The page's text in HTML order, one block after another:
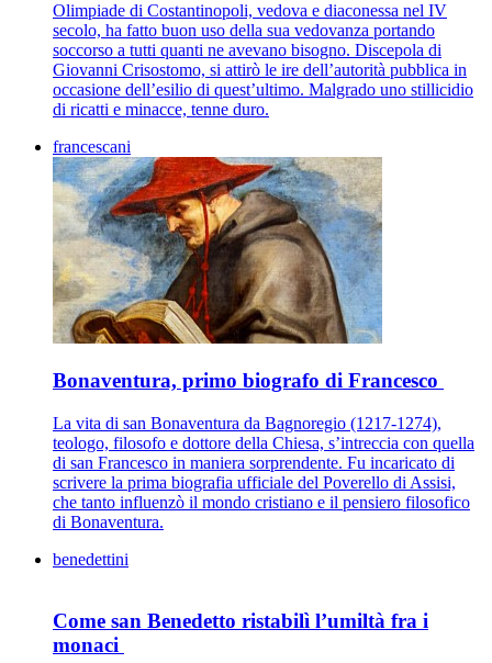
Olimpiade di Costantinopoli, vedova e diaconessa nel IV
secolo, ha fatto buon uso della sua vedovanza portando
soccorso a tutti quanti ne avevano bisogno. Discepola di
Giovanni Crisostomo, si attirò le ire dell’autorità pubblica in
occasione dell’esilio di quest’ultimo. Malgrado uno stillicidio
di ricatti e minacce, tenne duro.
francescani
Bonaventura, primo biografo di Francesco
La vita di san Bonaventura da Bagnoregio (1217-1274),
teologo, filosofo e dottore della Chiesa, s’intreccia con quella
di san Francesco in maniera sorprendente. Fu incaricato di
scrivere la prima biografia ufficiale del Poverello di Assisi,
che tanto influenzò il mondo cristiano e il pensiero filosofico
di Bonaventura.
benedettini
Come san Benedetto ristabilì l’umiltà fra i
monaci